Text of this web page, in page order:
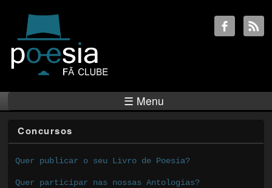
☰ Menu
Concursos
Quer publicar o seu Livro de Poesia?
Quer participar nas nossas Antologias?